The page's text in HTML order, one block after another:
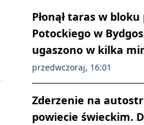
Płonął taras w
Potockiego w
ugaszono w kilka
przedwczoraj, 16:01
Zderzenie na
powiecie świeckim.